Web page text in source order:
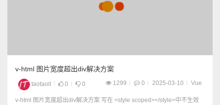
v-html 图片宽度超出div解决方案
taotaoit 0 0 1299 0 2025-03-10 Vue
v-html 图片宽度超出div解决方案 写在 <style scoped></style>中不生效